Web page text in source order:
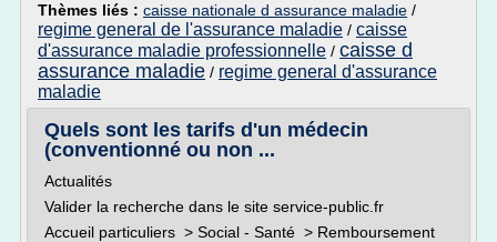
Thèmes liés : caisse nationale d assurance maladie /
regime general de l'assurance maladie / caisse
d'assurance maladie professionnelle / caisse d
assurance maladie / regime general d'assurance
maladie
Quels sont les tarifs d'un médecin
(conventionné ou non ...
Actualités
Valider la recherche dans le site service-public.fr
Accueil particuliers > Social - Santé > Remboursement